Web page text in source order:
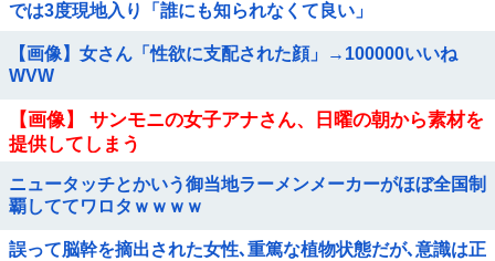
では3度現地入り「誰にも知られなくて良い」
【画像】女さん「性欲に支配された顔」→100000いいね
WVW
【画像】 サンモニの女子アナさん、日曜の朝から素材を
提供してしまう
ニュータッチとかいう御当地ラーメンメーカーがほぼ全国制
覇しててワロタｗｗｗｗ
誤って脳幹を摘出された女性､重篤な植物状態だが､意識は正